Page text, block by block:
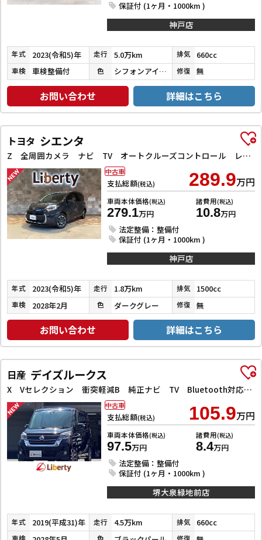
保証付 (1ヶ月・1000km )
神戸店
年式 2023(令和5)年 走行 5.0万km 排気 660cc
車検 車検整備付 色 シフォンアイボリーメタリック 修復 無
お問い合わせ 詳細はこちら
トヨタ シエンタ
Z 全周囲カメラ ナビ TV オートクルーズコントロール レーンアシスト 衝突被害軽減システム 両側電動スライドドア オートマチックハイビーム オートライト LEDヘッドランプ スマートキー
支払総額(税込) 289.9万円
車両本体価格(税込)
279.1万円
諸費用(税込)
10.8万円
法定整備：整備付
保証付 (1ヶ月・1000km )
中古車
神戸店
年式 2023(令和5)年 走行 1.8万km 排気 1500cc
車検 2028年2月 色 ダークグレー 修復 無
お問い合わせ 詳細はこちら
日産 デイズルークス
X Vセレクション 衝突軽減B 純正ナビ TV Bluetooth対応 アラウンドビューモニター 両側自動ドア 革巻きステアリング HIDヘッドライト フォグライト スマートキー プッシュスタート アイドリングストップ
支払総額(税込) 105.9万円
車両本体価格(税込)
97.5万円
諸費用(税込)
8.4万円
法定整備：整備付
保証付 (1ヶ月・1000km )
中古車
堺大泉緑地前店
年式 2019(平成31)年 走行 4.5万km 排気 660cc